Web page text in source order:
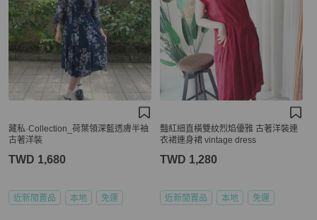
藏私·Collection_荷葉領深藍透膚半袖
古著洋裝
TWD 1,680
近新閒置品 本地 免運
豔紅細直橫雙紋烈焰優雅 古著洋裝連
衣裙連身裙 vintage dress
TWD 1,280
近新閒置品 本地 免運